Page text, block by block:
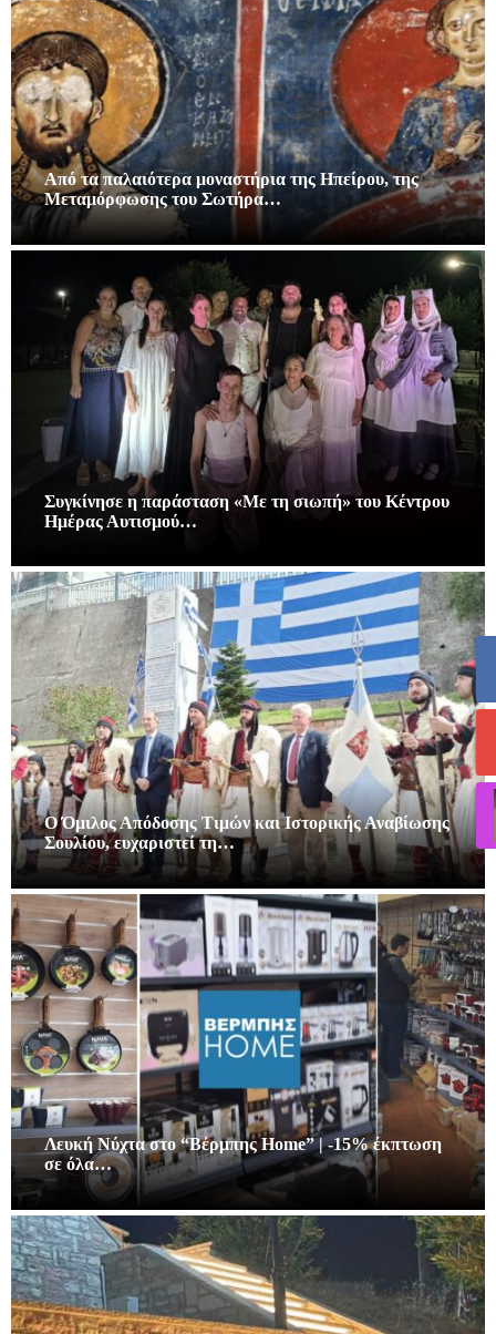
Από τα παλαιότερα μοναστήρια της Ηπείρου, της
Μεταμόρφωσης του Σωτήρα…
Συγκίνησε η παράσταση «Με τη σιωπή» του Κέντρου
Ημέρας Αυτισμού…
Ο Όμιλος Απόδοσης Τιμών και Ιστορικής Αναβίωσης
Σουλίου, ευχαριστεί τη…
Λευκή Νύχτα στο “Βέρμπης Home” | -15% έκπτωση
σε όλα…